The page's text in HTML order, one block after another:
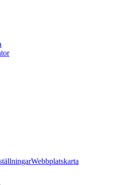
Webbplatskarta